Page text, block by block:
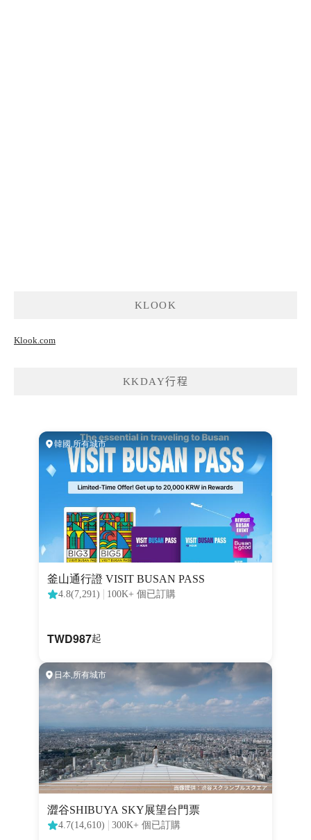
KLOOK
Klook.com
KKDAY行程